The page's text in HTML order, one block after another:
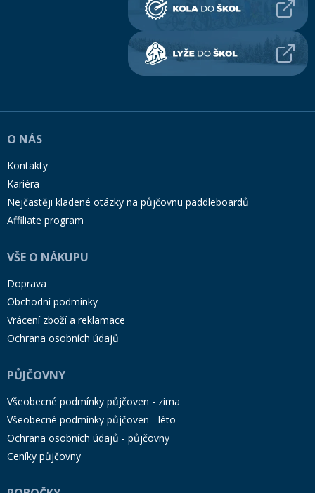
O NÁS
Kontakty
Kariéra
Nejčastěji kladené otázky na půjčovnu paddleboardů
Affiliate program
VŠE O NÁKUPU
Doprava
Obchodní podmínky
Vrácení zboží a reklamace
Ochrana osobních údajů
PŮJČOVNY
Všeobecné podmínky půjčoven - zima
Všeobecné podmínky půjčoven - léto
Ochrana osobních údajů - půjčovny
Ceníky půjčovny